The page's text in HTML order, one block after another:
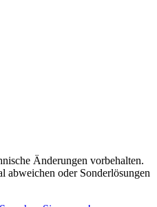
Änderungen vorbehalten.
abweichen oder Sonderlösungen